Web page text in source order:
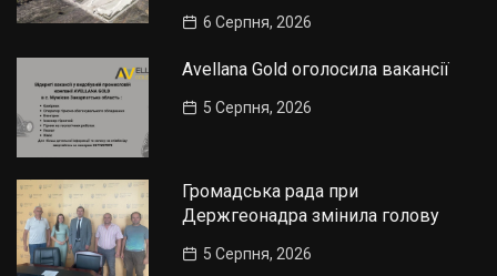
6 Серпня, 2026
Avellana Gold оголосила вакансії
5 Серпня, 2026
Громадська рада при
Держгеонадра змінила голову
5 Серпня, 2026